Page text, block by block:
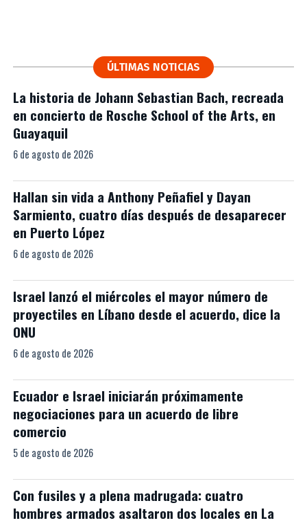
ÚLTIMAS NOTICIAS
La historia de Johann Sebastian Bach, recreada
en concierto de Rosche School of the Arts, en
Guayaquil
6 de agosto de 2026
Hallan sin vida a Anthony Peñafiel y Dayan
Sarmiento, cuatro días después de desaparecer
en Puerto López
6 de agosto de 2026
Israel lanzó el miércoles el mayor número de
proyectiles en Líbano desde el acuerdo, dice la
ONU
6 de agosto de 2026
Ecuador e Israel iniciarán próximamente
negociaciones para un acuerdo de libre
comercio
5 de agosto de 2026
Con fusiles y a plena madrugada: cuatro
hombres armados asaltaron dos locales en La